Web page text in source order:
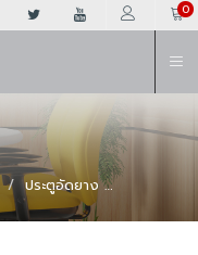
0
ประตูอัดยาง